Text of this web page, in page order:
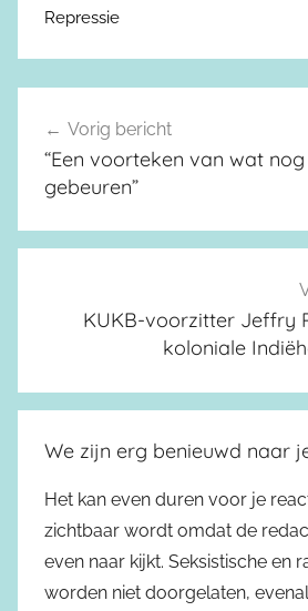
Repressie
Berichtnavigatie
Vorig bericht
“Een voorteken van wat
gebeuren”
KUKB-voorzitter Jeffry
koloniale
We zijn erg benieuwd naar
Het kan even duren voor je
zichtbaar wordt omdat de
even naar kijkt. Seksistische en
worden niet doorgelaten,